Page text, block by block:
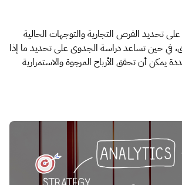
تحديد الفرص التجارية والتوجهات الحالية
في حين تساعد دراسة الجدوى على تحديد ما إذا
يمكن أن تحقق الأرباح المرجوة والاستمرارية